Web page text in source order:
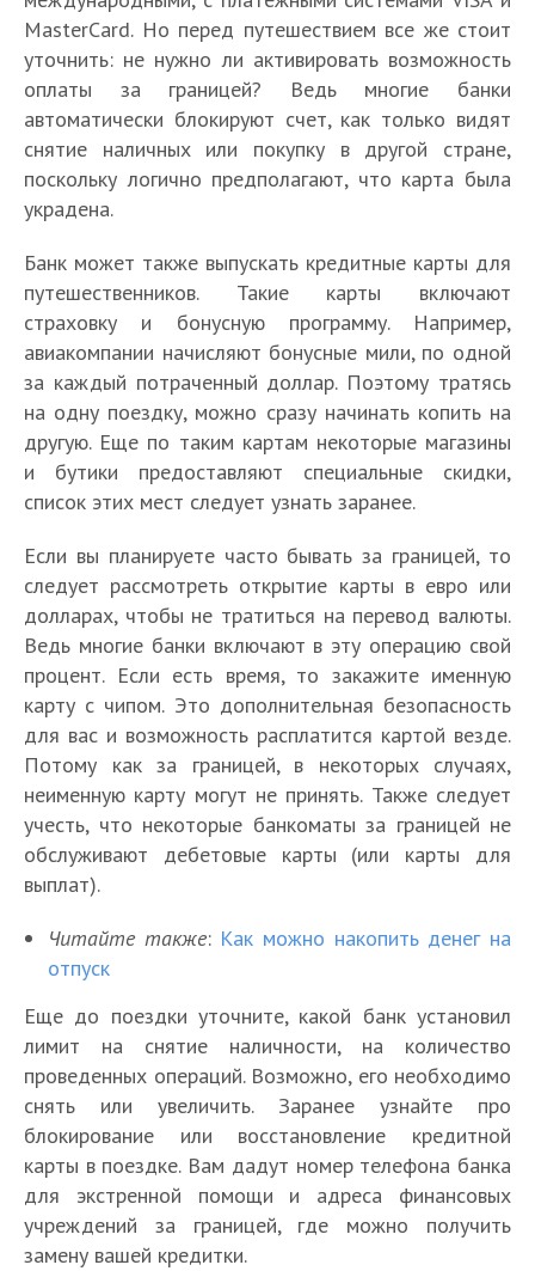
MasterCard. Но перед путешествием все же стоит
уточнить: не нужно ли активировать возможность
оплаты за границей? Ведь многие банки
автоматически блокируют счет, как только видят
снятие наличных или покупку в другой стране,
поскольку логично предполагают, что карта была
украдена.
Банк может также выпускать кредитные карты для
путешественников. Такие карты включают
страховку и бонусную программу. Например,
авиакомпании начисляют бонусные мили, по одной
за каждый потраченный доллар. Поэтому тратясь
на одну поездку, можно сразу начинать копить на
другую. Еще по таким картам некоторые магазины
и бутики предоставляют специальные скидки,
список этих мест следует узнать заранее.
Если вы планируете часто бывать за границей, то
следует рассмотреть открытие карты в евро или
долларах, чтобы не тратиться на перевод валюты.
Ведь многие банки включают в эту операцию свой
процент. Если есть время, то закажите именную
карту с чипом. Это дополнительная безопасность
для вас и возможность расплатится картой везде.
Потому как за границей, в некоторых случаях,
неименную карту могут не принять. Также следует
учесть, что некоторые банкоматы за границей не
обслуживают дебетовые карты (или карты для
выплат).
Читайте также: Как можно накопить денег на
отпуск
Еще до поездки уточните, какой банк установил
лимит на снятие наличности, на количество
проведенных операций. Возможно, его необходимо
снять или увеличить. Заранее узнайте про
блокирование или восстановление кредитной
карты в поездке. Вам дадут номер телефона банка
для экстренной помощи и адреса финансовых
учреждений за границей, где можно получить
замену вашей кредитки.